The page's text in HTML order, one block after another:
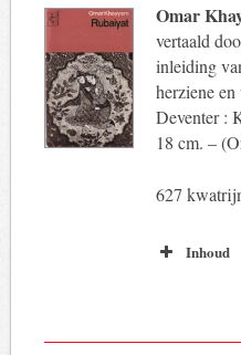
Omar
vertaald
inleiding
herziene
Deventer :
18 cm. –
627
Inhoud